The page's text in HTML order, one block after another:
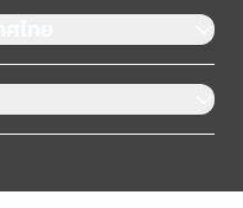
ทย